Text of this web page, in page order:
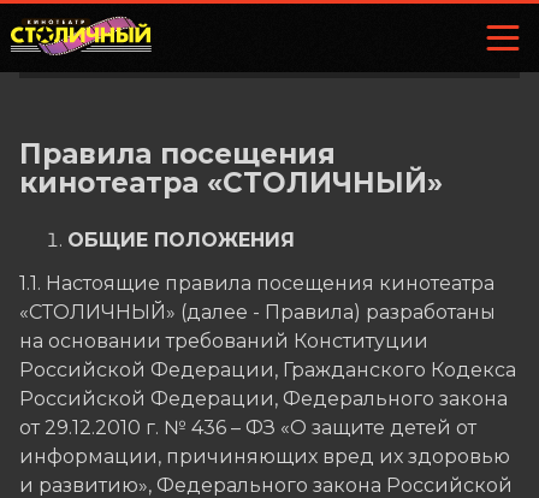
Правила посещения
кинотеатра «СТОЛИЧНЫЙ»
ОБЩИЕ ПОЛОЖЕНИЯ
1.1. Настоящие правила посещения кинотеатра
«СТОЛИЧНЫЙ» (далее - Правила) разработаны
на основании требований Конституции
Российской Федерации, Гражданского Кодекса
Российской Федерации, Федерального закона
от 29.12.2010 г. № 436 – ФЗ «О защите детей от
информации, причиняющих вред их здоровью
и развитию», Федерального закона Российской